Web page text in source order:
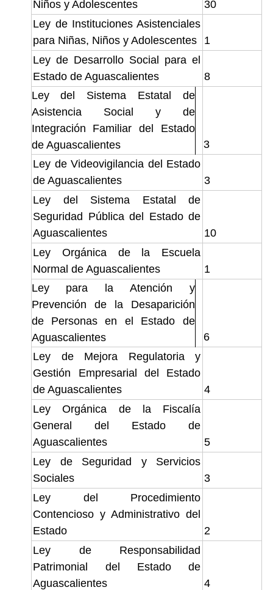
Niños y Adolescentes
30
Ley de Instituciones Asistenciales
para Niñas, Niños y Adolescentes
1
Ley de Desarrollo Social para el
Estado de Aguascalientes
8
Ley del Sistema Estatal de
Asistencia Social y de
Integración Familiar del Estado
de Aguascalientes
3
Ley de Videovigilancia del Estado
de Aguascalientes
3
Ley del Sistema Estatal de
Seguridad Pública del Estado de
Aguascalientes
10
Ley Orgánica de la Escuela
Normal de Aguascalientes
1
Ley para la Atención y
Prevención de la Desaparición
de Personas en el Estado de
Aguascalientes
6
Ley de Mejora Regulatoria y
Gestión Empresarial del Estado
de Aguascalientes
4
Ley Orgánica de la Fiscalía
General del Estado de
Aguascalientes
5
Ley de Seguridad y Servicios
Sociales
3
Ley del Procedimiento
Contencioso y Administrativo del
Estado
2
Ley de Responsabilidad
Patrimonial del Estado de
Aguascalientes
4